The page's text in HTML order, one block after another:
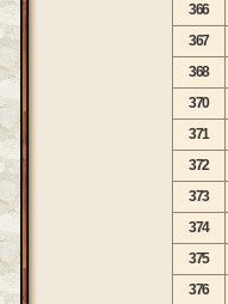
366
367
368
370
371
372
373
374
375
376